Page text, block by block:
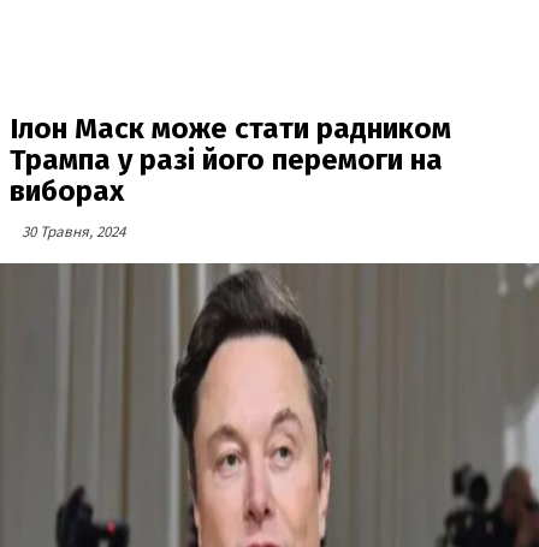
Ілон Маск може стати радником
Трампа у разі його перемоги на
виборах
30 Травня, 2024